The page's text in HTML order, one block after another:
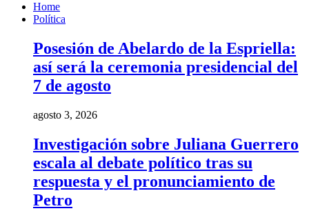
Home
Política
Posesión de Abelardo de la Espriella:
así será la ceremonia presidencial del
7 de agosto
agosto 3, 2026
Investigación sobre Juliana Guerrero
escala al debate político tras su
respuesta y el pronunciamiento de
Petro